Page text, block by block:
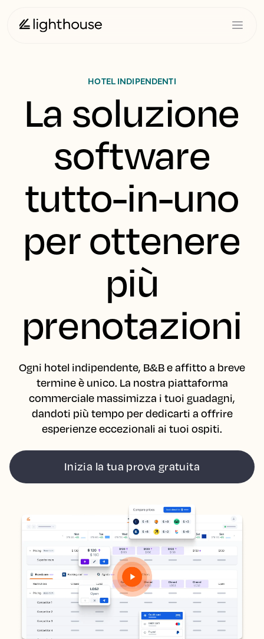
HOTEL INDIPENDENTI
La soluzione
software
tutto-in-uno
per ottenere
più
prenotazioni
Ogni hotel indipendente, B&B e affitto a breve
termine è unico. La nostra piattaforma
commerciale massimizza i tuoi guadagni,
dandoti più tempo per dedicarti a offrire
esperienze eccezionali ai tuoi ospiti.
Inizia la tua prova gratuita